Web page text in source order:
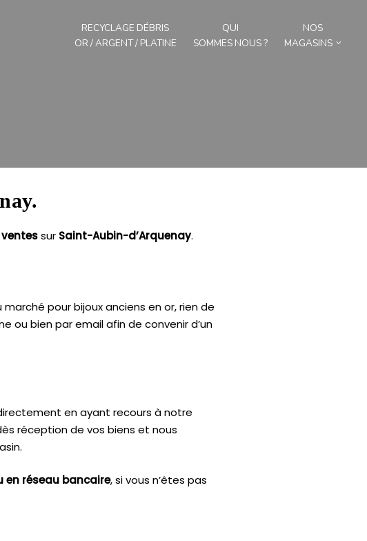
RECYCLAGE DÉBRIS
OR / ARGENT / PLATINE
QUI
SOMMES NOUS ?
NOS
MAGASINS
ventessur Saint-Aubin-d’Arquenay.
pour bijoux anciens en or, rien de
ou bien par email afin de convenir d’un
en ayant recours à notre
réception de vos biens et nous
en réseau bancaire, si vous n’êtes pas